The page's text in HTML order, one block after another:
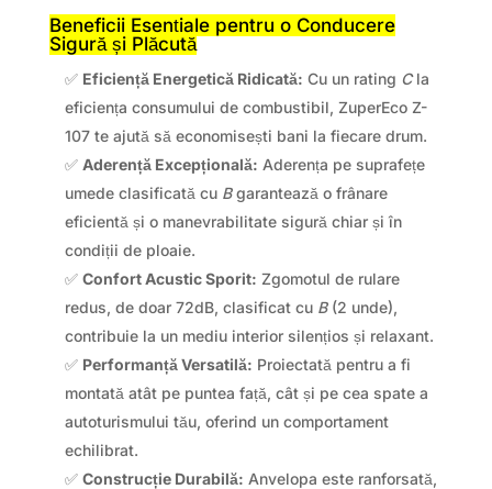
Beneficii Esențiale pentru o Conducere
Sigură și Plăcută
✅ Eficiență Energetică Ridicată: Cu un rating Cla
eficiența consumului de combustibil, ZuperEco Z-
107 te ajută să economisești bani la fiecare drum.
✅ Aderență Excepțională: Aderența pe suprafețe
umede clasificată cu Bgarantează o frânare
eficientă și o manevrabilitate sigură chiar și în
condiții de ploaie.
✅ Confort Acustic Sporit: Zgomotul de rulare
redus, de doar 72dB, clasificat cu B(2 unde),
contribuie la un mediu interior silențios și relaxant.
✅ Performanță Versatilă: Proiectată pentru a fi
montată atât pe puntea față, cât și pe cea spate a
autoturismului tău, oferind un comportament
echilibrat.
✅ Construcție Durabilă: Anvelopa este ranforsată,